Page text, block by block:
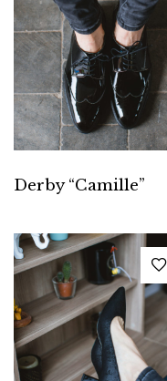
Derby “Camille”